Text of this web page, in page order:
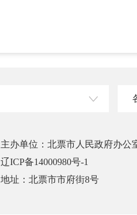
主办单位：北票市人民政府办公
辽ICP备14000980号-1
地址：北票市市府街8号